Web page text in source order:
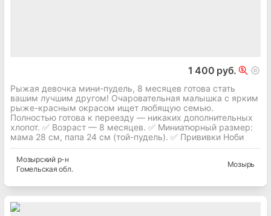
1 400 руб.
Рыжая девочка мини-пудель, 8 месяцев готова стать
вашим лучшим другом! Очаровательная малышка с ярким
рыже-красным окрасом ищет любящую семью.
Полностью готова к переезду — никаких дополнительных
хлопот. ✅ Возраст — 8 месяцев. ✅ Миниатюрный размер:
мама 28 см, папа 24 см (той-пудель). ✅ Прививки Ноби
Мозырскийр-н
Гомельская обл.
Мозырь